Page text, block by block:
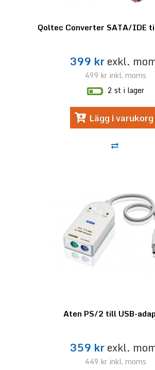
Qoltec Converter SATA/IDE
399 krexkl.
499 krinkl. moms
2 st i lager
Lägg i varukorg
Aten PS/2 till USB-
359 krexkl.
449 krinkl. moms